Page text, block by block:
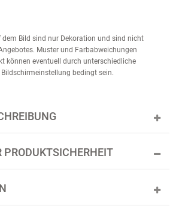
dem Bild sind nur Dekoration und sind nicht
Muster und Farbabweichungen
können eventuell durch unterschiedliche
bedingt sein.
PRODUKTSICHERHEIT